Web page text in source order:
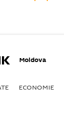
Moldova
ECONOMIE